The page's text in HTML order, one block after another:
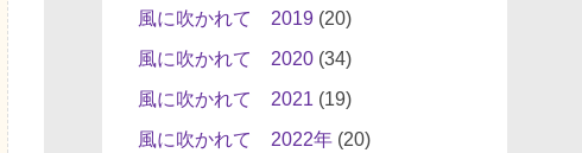
風に吹かれて 2019(20)
風に吹かれて 2020(34)
風に吹かれて 2021 (19)
風に吹かれて 2022年(20)